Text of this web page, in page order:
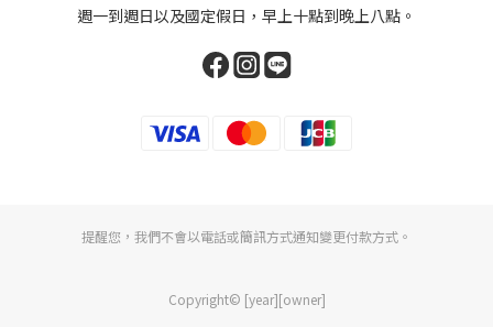
週一到週日以及國定假日，早上十點到晚上八點。
提醒您，我們不會以電話或簡訊方式通知變更付款方式。
Copyright© [year][owner]